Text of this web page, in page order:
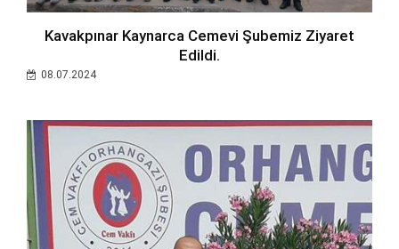
Kavakpınar Kaynarca Cemevi Şubemiz Ziyaret
Edildi.
08.07.2024